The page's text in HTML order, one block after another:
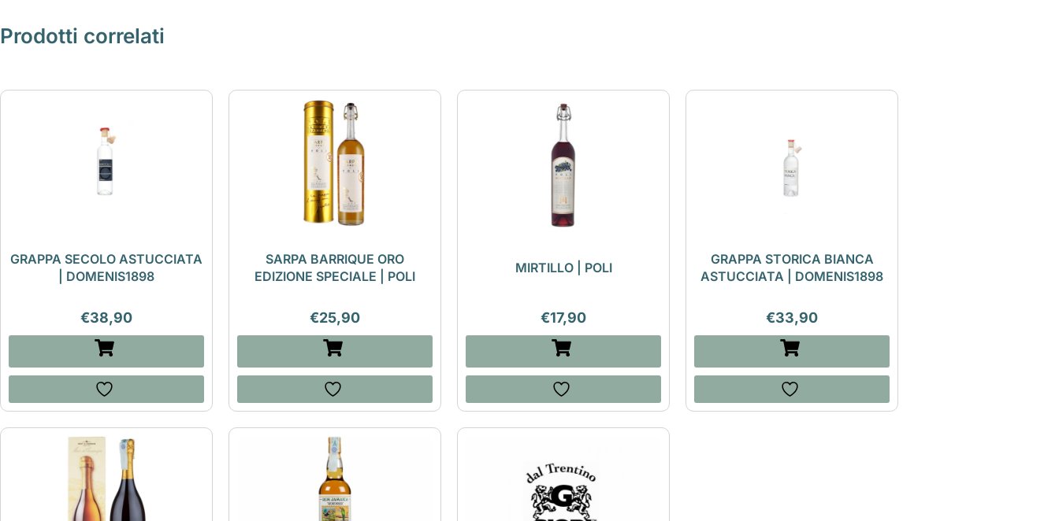
Prodotti correlati
GRAPPA SECOLO ASTUCCIATA
| DOMENIS1898
€38,90
SARPA BARRIQUE ORO
EDIZIONE SPECIALE | POLI
€25,90
MIRTILLO | POLI
€17,90
GRAPPA STORICA BIANCA
ASTUCCIATA | DOMENIS1898
€33,90